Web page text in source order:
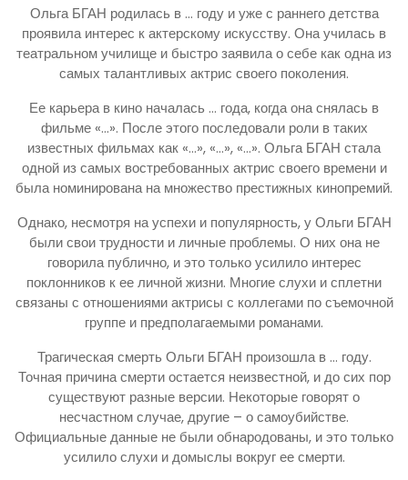
Ольга БГАН родилась в … году и уже с раннего детства
проявила интерес к актерскому искусству. Она училась в
театральном училище и быстро заявила о себе как одна из
самых талантливых актрис своего поколения.
Ее карьера в кино началась … года, когда она снялась в
фильме «…». После этого последовали роли в таких
известных фильмах как «…», «…», «…». Ольга БГАН стала
одной из самых востребованных актрис своего времени и
была номинирована на множество престижных кинопремий.
Однако, несмотря на успехи и популярность, у Ольги БГАН
были свои трудности и личные проблемы. О них она не
говорила публично, и это только усилило интерес
поклонников к ее личной жизни. Многие слухи и сплетни
связаны с отношениями актрисы с коллегами по съемочной
группе и предполагаемыми романами.
Трагическая смерть Ольги БГАН произошла в … году.
Точная причина смерти остается неизвестной, и до сих пор
существуют разные версии. Некоторые говорят о
несчастном случае, другие – о самоубийстве.
Официальные данные не были обнародованы, и это только
усилило слухи и домыслы вокруг ее смерти.